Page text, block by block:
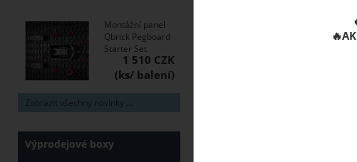
Podlaha vinylová
Click Dub Afro
Montážní panel
Qbrick Pegboard
Starter Set
1 510 CZK
Zobrazit všechny novinky ...
Výprodejové boxy
🔥